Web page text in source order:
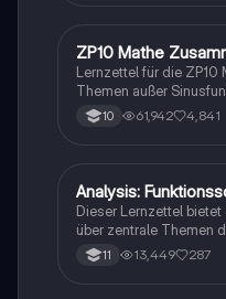
Mathe
ZP10 Mathe
Lernzettel für die ZP10
Themen außer
10 61,942 4,841
Mathe
Analysis:
Dieser Lernzettel
über zentrale Themen
Funktionsscharen,
Integrale und e-
11 13,449 287